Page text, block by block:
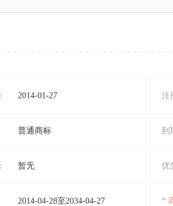
2014-01-27 注
普通商标 到
暂无 优
2014-04-28至2034-04-27 *